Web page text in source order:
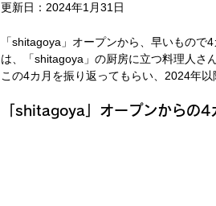
更新日： 2024年1月31日
「shitagoya」オープンから、早いもので
は、「shitagoya」の厨房に立つ料理人さ
この4カ月を振り返ってもらい、2024年
「shitagoya」オープンからの4